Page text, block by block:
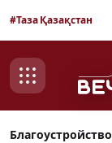
#Таза Қазақстан
Благоустройство